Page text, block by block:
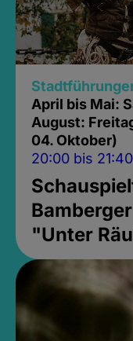
April bis Mai:
August:
04. Oktober)
20:00 bis
"Unter